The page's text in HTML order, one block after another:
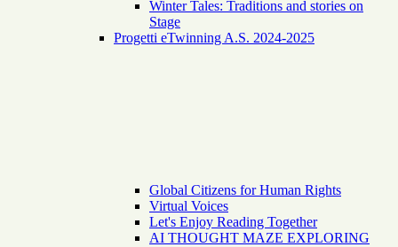
Winter Tales: Traditions and stories on
Stage
Progetti eTwinning A.S. 2024-2025
Global Citizens for Human Rights
Virtual Voices
Let's Enjoy Reading Together
AI THOUGHT MAZE EXPLORING